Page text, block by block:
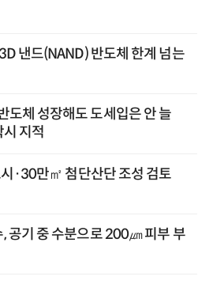
낸드(NAND) 반도체 한계 넘는
도체 성장해도 도세입은 안 늘
지적
·30만㎡ 첨단산단 조성 검토
공기 중 수분으로 200㎛ 피부 부